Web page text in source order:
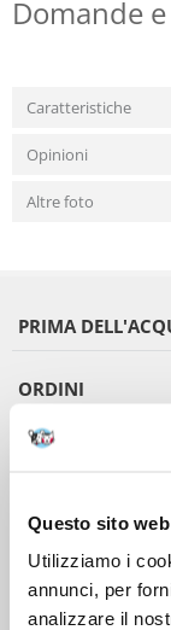
Questo sito
Utilizziamo i
annunci, per
analizzare il
Domande
Caratteristiche
Opinioni
Altre foto
PRIMA
ORDINI
DOPO L'ACQUISTO
VIENI A